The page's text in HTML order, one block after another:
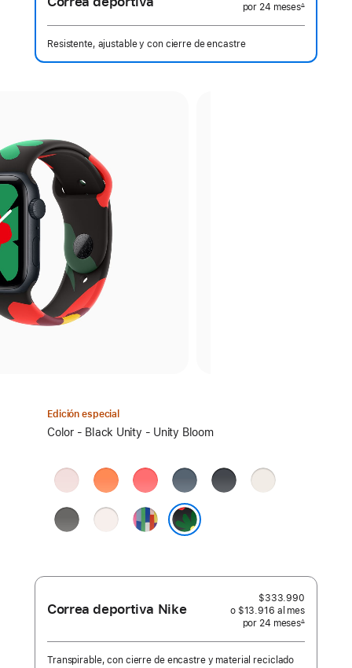
por 24 mesesmeses
Nota a pie de página
∆
Resistente, ajustable y con cierre de encastre
Edición especial
Elige
Color - Black Unity - Unity Bloom
Rosado
pálido
Naranja
clementina
Guayaba
brillante
Azul
ancla
Medianoche
Blanco
estelar
Gris
piedra
Rosado
rubor
Edición
Orgullo
Correa deportiva Nike
$333.990
o $13.916 al mes
por 24 mesesmeses
Nota a pie de página
∆
Transpirable, con cierre de encastre y material reciclado